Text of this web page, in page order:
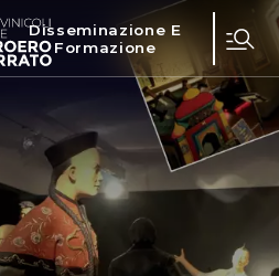
Disseminazione E
Formazione